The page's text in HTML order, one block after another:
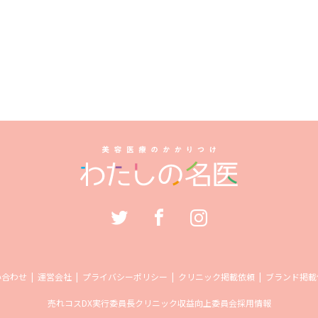
わせ 運営会社 プライバシーポリシー クリニック掲載依頼 ブランド掲
売れコスDX実行委員長クリニック収益向上委員会採用情報